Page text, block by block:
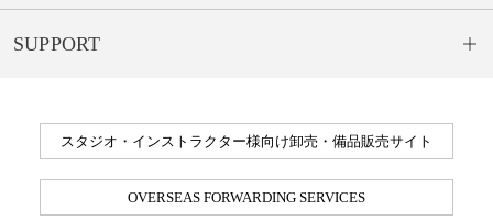
SUPPORT
スタジオ・インストラクター様向け卸売・備品販売サイト
OVERSEAS FORWARDING SERVICES